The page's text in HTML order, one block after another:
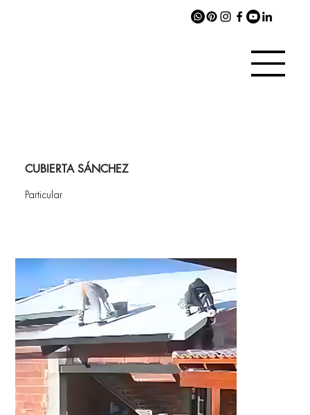
CUBIERTA SÁNCHEZ
Particular